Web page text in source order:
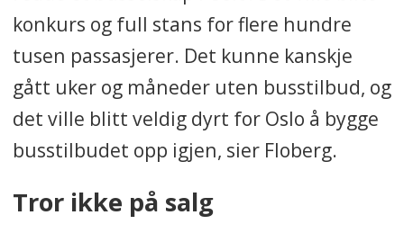
konkurs og full stans for flere hundre
tusen passasjerer. Det kunne kanskje
gått uker og måneder uten busstilbud, og
det ville blitt veldig dyrt for Oslo å bygge
busstilbudet opp igjen, sier Floberg.
Tror ikke på salg